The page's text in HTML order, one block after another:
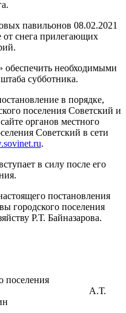
павильонов 08.02.2021
от снега прилегающих
необходимыми
субботника.
в порядке,
поселения Советский и
органов местного
Советский в сети
.
в силу после его
постановления
городского поселения
Р.Т. Байназарова.
поселения
А.Т.